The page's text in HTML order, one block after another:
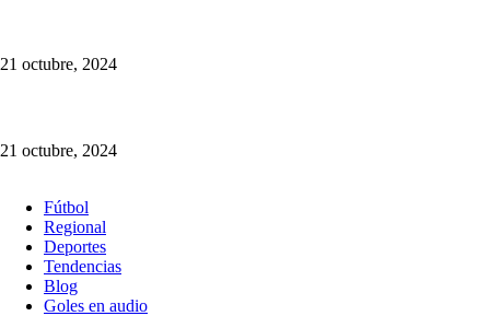
21 octubre, 2024
21 octubre, 2024
Fútbol
Regional
Deportes
Tendencias
Blog
Goles en audio